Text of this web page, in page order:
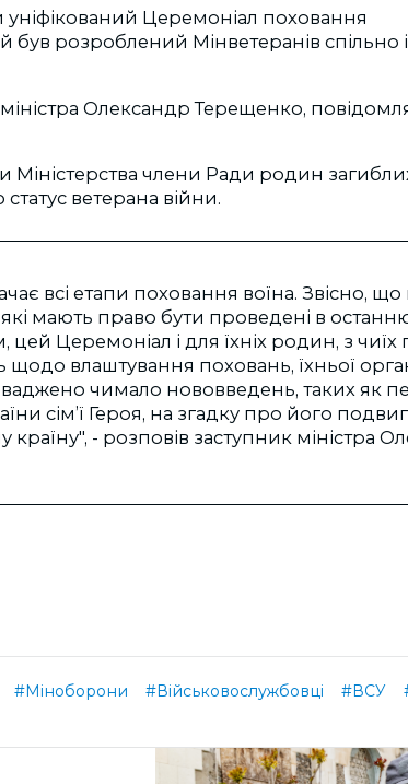
уніфікований Церемоніал поховання
був розроблений Мінветеранів спільно
Олександр Терещенко,
Міністерства члени Ради родин
ветерана війни.
всі етапи поховання воїна. Звісно,
мають право бути проведені в
цей Церемоніал і для їхніх родин, з
влаштування поховань, їхньої
чимало нововведень, таких як
сім’ї Героя, на згадку про його подвиг
- розповів заступник міністра
#Міноборони #Військовослужбовці #ВСУ